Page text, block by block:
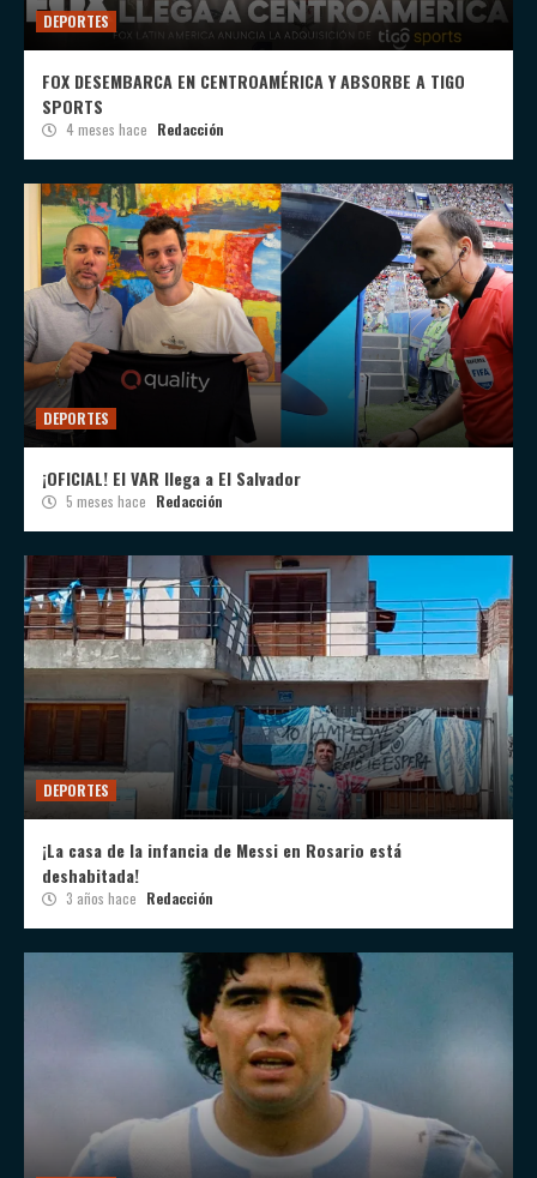
DEPORTES
FOX DESEMBARCA EN CENTROAMÉRICA Y ABSORBE A TIGO
SPORTS
4 meses hace Redacción
DEPORTES
¡OFICIAL! El VAR llega a El Salvador
5 meses hace Redacción
DEPORTES
¡La casa de la infancia de Messi en Rosario está
deshabitada!
3 años hace Redacción